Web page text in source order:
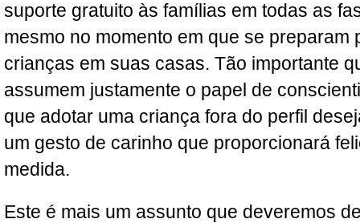
suporte gratuito às famílias em todas as
mesmo no momento em que se preparam
crianças em suas casas. Tão importante
assumem justamente o papel de
que adotar uma criança fora do perfil
um gesto de carinho que proporcionará
medida.
Este é mais um assunto que deveremos